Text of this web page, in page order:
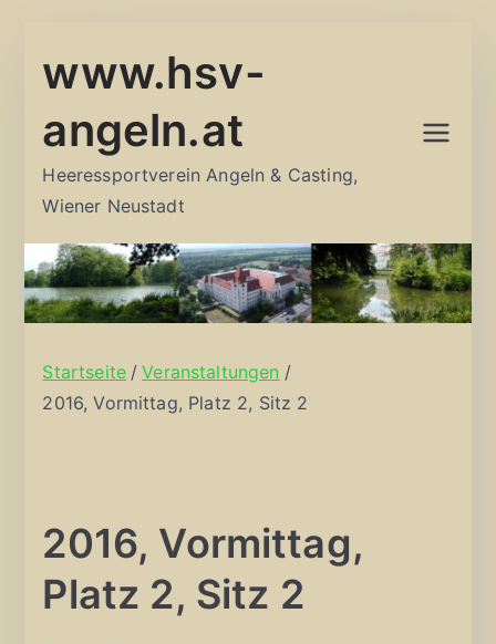
Inhalt
www.hsv-
angeln.at
Heeressportverein Angeln & Casting,
Wiener Neustadt
Startseite
Veranstaltungen
2016, Vormittag, Platz 2, Sitz 2
2016, Vormittag,
Platz 2, Sitz 2